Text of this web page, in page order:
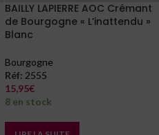
BAILLY LAPIERRE AOC Crémant
de Bourgogne « L’inattendu »
Blanc
Bourgogne
Réf: 2555
15,95€
8 en stock